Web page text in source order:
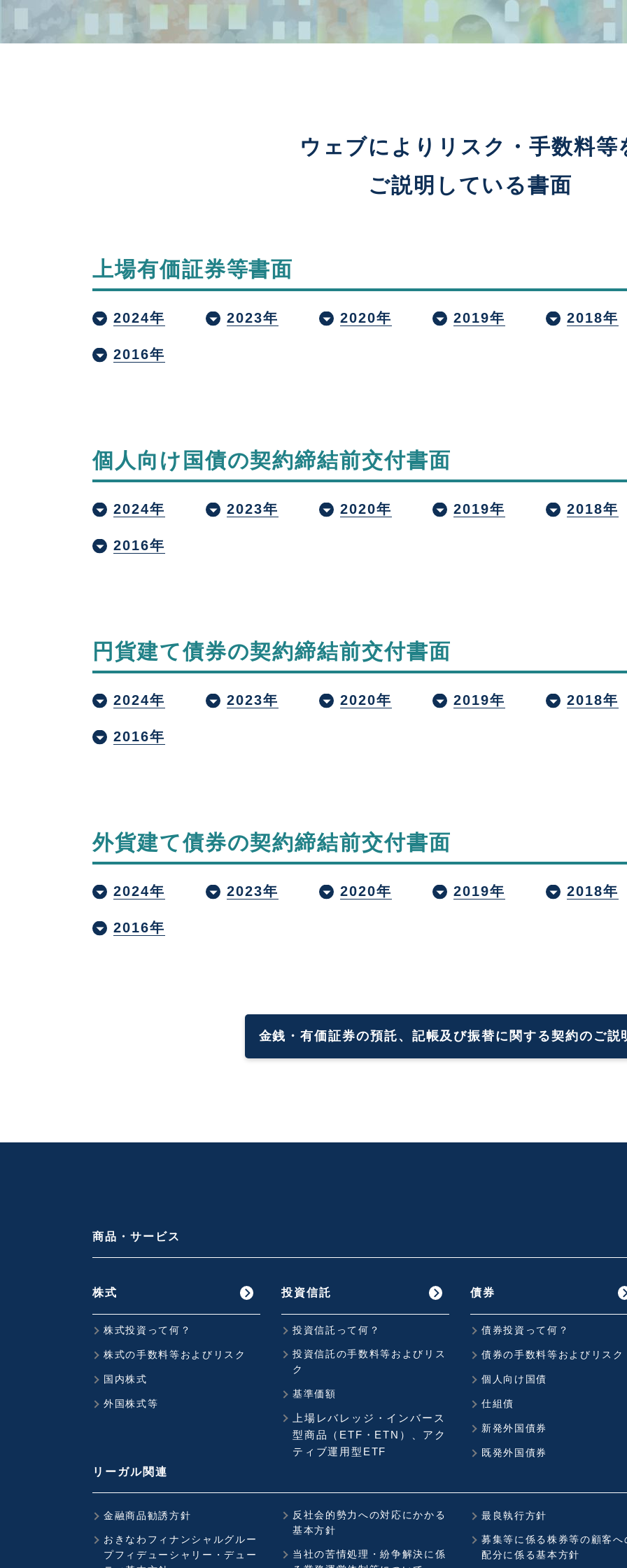
ウェブによりリスク・手数料等
ご説明している書面
上場有価証券等書面
2024年 2023年 2020年 2019年 2018年
2016年
個人向け国債の契約締結前交付書面
2024年 2023年 2020年 2019年 2018年
2016年
円貨建て債券の契約締結前交付書面
2024年 2023年 2020年 2019年 2018年
2016年
外貨建て債券の契約締結前交付書面
2024年 2023年 2020年 2019年 2018年
2016年
金銭・有価証券の預託、記帳及び振替に 関する契約のご説
商品・サービス
株式
株式投資って何？
株式の手数料等およびリスク
国内株式
外国株式等
投資信託
投資信託って何？
投資信託の手数料等およびリス
ク
基準価額
上場レバレッジ・インバース
型商品（ETF・ETN）、アク
ティブ運用型ETF
債券
債券投資って何？
債券の手数料等およびリスク
個人向け国債
仕組債
新発外国債券
既発外国債券
リーガル関連
金融商品勧誘方針
おきなわフィナンシャルグルー
プフィデューシャリー・デュー
反社会的勢力への対応にかかる
基本方針
当社の苦情処理・紛争解決に係
最良執行方針
募集等に係る株券等の顧客へ
配分に係る基本方針